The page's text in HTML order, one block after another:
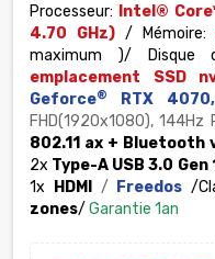
Processeur: Intel®
4.70 GHz) / Mémoire:
maximum )/ Disque
emplacement SSD
Geforce® RTX
FHD(1920x1080),
802.11 ax + Bluetooth
2x Type-A USB 3.0 Gen 1
1x
HDMI / Freedos /
zones/ Garantie 1an